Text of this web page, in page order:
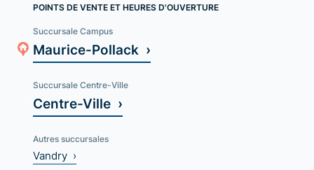
POINTS DE VENTE ET HEURES D'OUVERTURE
Succursale Campus
Maurice-Pollack ›
Succursale Centre-Ville
Centre-Ville ›
Autres succursales
Vandry ›